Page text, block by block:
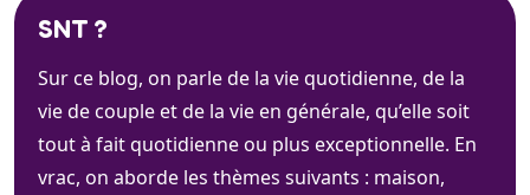
SNT ?
Sur ce blog, on parle de la vie quotidienne, de la
vie de couple et de la vie en générale, qu’elle soit
tout à fait quotidienne ou plus exceptionnelle. En
vrac, on aborde les thèmes suivants : maison,